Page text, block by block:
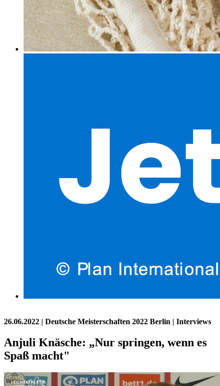
26.06.2022 | Deutsche Meisterschaften 2022 Berlin | Interviews
Anjuli Knäsche: „Nur springen, wenn es
Spaß macht"